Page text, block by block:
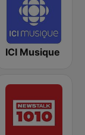
ICI Musique